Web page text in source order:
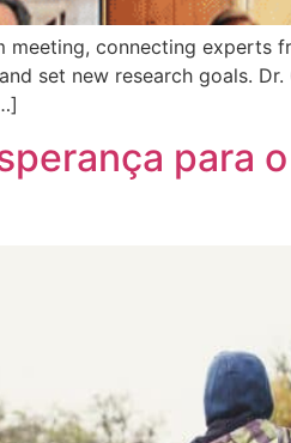
connecting experts
set new research goals.
para